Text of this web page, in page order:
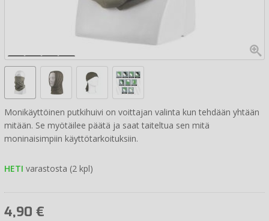
Monikäyttöinen putkihuivi on voittajan valinta kun tehdään yhtään
mitään. Se myötäilee päätä ja saat taiteltua sen mitä
moninaisimpiin käyttötarkoituksiin.
HETI varastosta (2 kpl)
4,90 €